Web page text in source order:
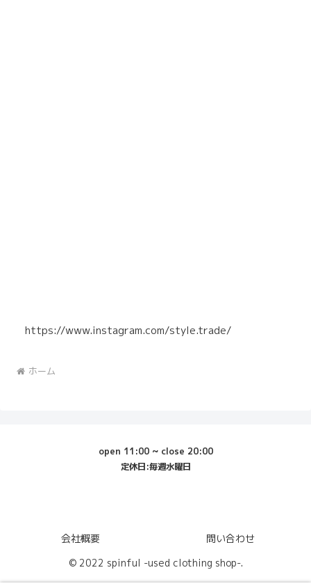
https://www.instagram.com/style.trade/
ホーム
open 11:00 ~ close 20:00
定休日:毎週水曜日
会社概要
問い合わせ
© 2022 spinful -used clothing shop-.